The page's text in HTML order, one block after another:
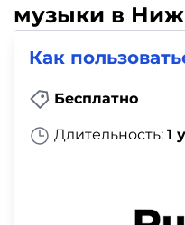
музыки в
Как
Бесплатно
Длительность: 1